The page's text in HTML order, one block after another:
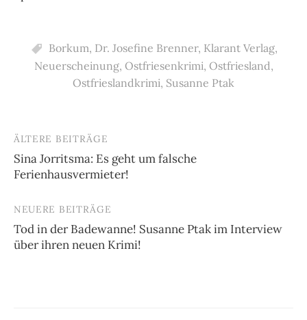
Borkum, Dr. Josefine Brenner, Klarant Verlag,
Neuerscheinung, Ostfriesenkrimi, Ostfriesland,
Ostfrieslandkrimi, Susanne Ptak
Beitragsnavigation
ÄLTERE BEITRÄGE
Sina Jorritsma: Es geht um falsche
Ferienhausvermieter!
NEUERE BEITRÄGE
Tod in der Badewanne! Susanne Ptak im Interview
über ihren neuen Krimi!